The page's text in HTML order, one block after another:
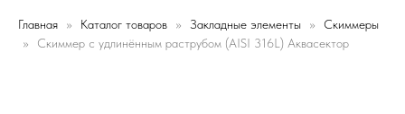
Главная Каталог товаров Закладные элементы
Скиммеры
Скиммер с удлинённым раструбом (AISI 316L) Аквасектор